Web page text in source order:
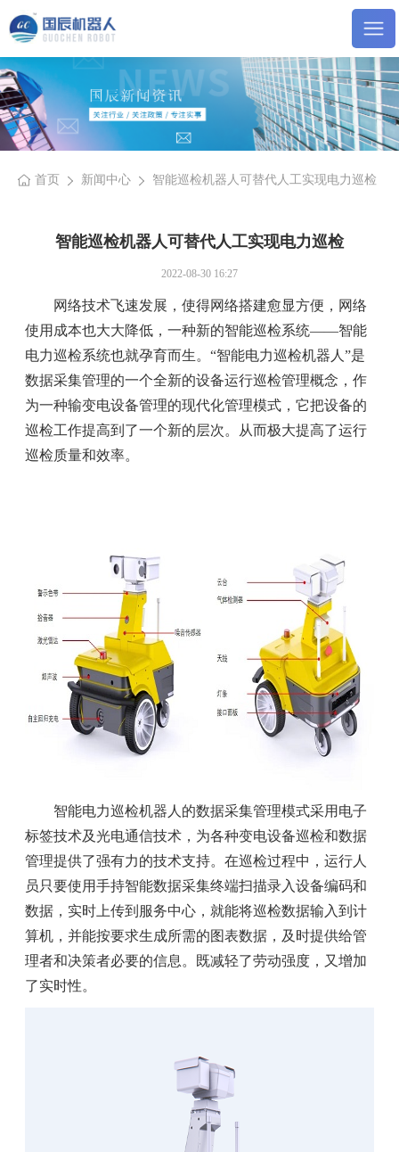
首页 新闻中心 智能巡检机器人可替代人工实现电力巡检
智能巡检机器人可替代人工实现电力巡检
2022-08-30 16:27
网络技术飞速发展，使得网络搭建愈显方便，网络
使用成本也大大降低，一种新的智能巡检系统——智能
电力巡检系统也就孕育而生。“智能电力巡检机器人”是
数据采集管理的一个全新的设备运行巡检管理概念，作
为一种输变电设备管理的现代化管理模式，它把设备的
巡检工作提高到了一个新的层次。从而极大提高了运行
巡检质量和效率。
智能电力巡检机器人的数据采集管理模式采用电子
标签技术及光电通信技术，为各种变电设备巡检和数据
管理提供了强有力的技术支持。在巡检过程中，运行人
员只要使用手持智能数据采集终端扫描录入设备编码和
数据，实时上传到服务中心，就能将巡检数据输入到计
算机，并能按要求生成所需的图表数据，及时提供给管
理者和决策者必要的信息。既减轻了劳动强度，又增加
了实时性。